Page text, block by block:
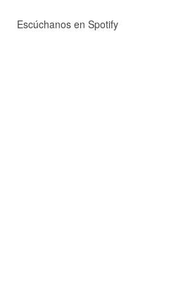
Escúchanos en Spotify